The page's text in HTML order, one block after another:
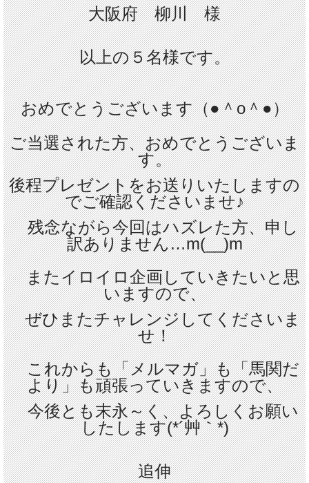
大阪府 柳川 様
以上の５名様です。
おめでとうございます（●＾o＾●）
ご当選された方、おめでとうございま
す。
後程プレゼントをお送りいたしますの
でご確認くださいませ♪
残念ながら今回はハズレた方、申し
訳ありません…m(__)m
またイロイロ企画していきたいと思
いますので、
ぜひまたチャレンジしてくださいま
せ！
これからも「メルマガ」も「馬関だ
より」も頑張っていきますので、
今後とも末永～く、よろしくお願い
したします(*´艸｀*)
追伸